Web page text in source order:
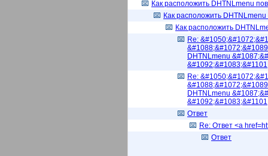
Как расположить DHTNLmenu
Как расположить
Как расположить
Re:
DHTNLmenu
Re:
DHTNLmenu
Ответ
Re: Ответ <a
Ответ